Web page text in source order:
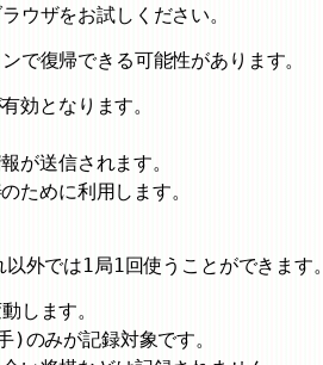
ウザをお試しください。
で復帰できる可能性があります。
効となります。
が送信されます。
ために利用します。
外では1局1回使うことができます。
します。
)のみが記録対象です。